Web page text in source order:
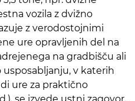
vozila z dvižno
z verodostojnimi
ure opravljenih del na
na gradbišču ali
v katerih
ure za praktično